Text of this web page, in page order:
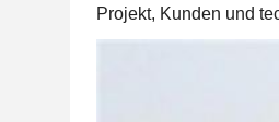
Projekt, Kunden und